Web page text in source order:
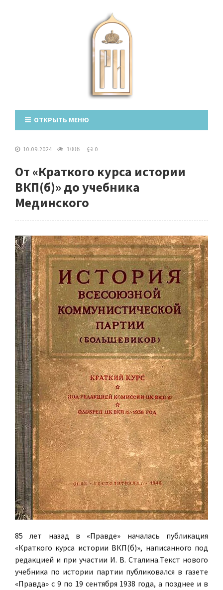
ОТКРЫТЬ МЕНЮ
10.09.2024 1006 0
От «Краткого курса истории
ВКП(б)» до учебника
Мединского
85 лет назад в «Правде» началась публикация
«Краткого курса истории ВКП(б)», написанного под
редакцией и при участии И. В. Сталина.Текст нового
учебника по истории партии публиковался в газете
«Правда» с 9 по 19 сентября 1938 года, а позднее и в